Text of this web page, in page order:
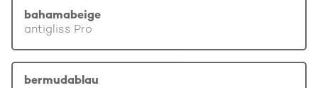
bahamabeige
antigliss Pro
bermudablau